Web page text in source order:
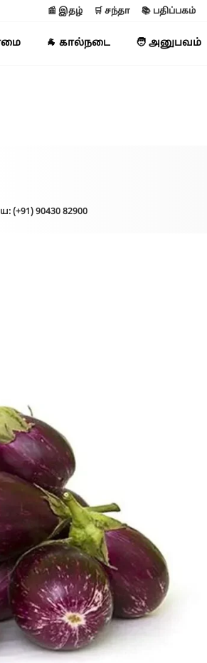
📰 இதழ் 🛒 சந்தா 📚 பதிப்பகம்
🐐 கால்நடை 🧑 அனுபவம்
90430 82900